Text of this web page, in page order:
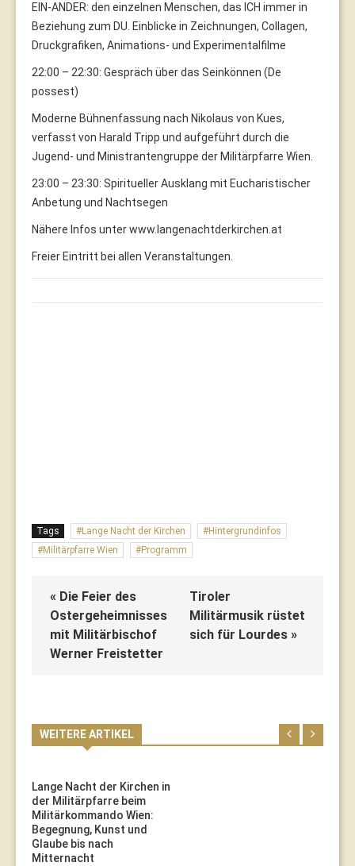
EIN-ANDER: den einzelnen Menschen, das ICH immer in
Beziehung zum DU. Einblicke in Zeichnungen, Collagen,
Druckgrafiken, Animations- und Experimentalfilme
22:00 – 22:30: Gespräch über das Seinkönnen (De
possest)
Moderne Bühnenfassung nach Nikolaus von Kues,
verfasst von Harald Tripp und aufgeführt durch die
Jugend- und Ministrantengruppe der Militärpfarre Wien.
23:00 – 23:30: Spiritueller Ausklang mit Eucharistischer
Anbetung und Nachtsegen
Nähere Infos unter www.langenachtderkirchen.at
Freier Eintritt bei allen Veranstaltungen.
Tags Lange Nacht der Kirchen
Hintergrundinfos
Militärpfarre Wien
Programm
« Die Feier des
Ostergeheimnisses
mit Militärbischof
Werner Freistetter
Tiroler
Militärmusik rüstet
sich für Lourdes »
WEITERE ARTIKEL
Lange Nacht der Kirchen in
der Militärpfarre beim
Militärkommando Wien:
Begegnung, Kunst und
Glaube bis nach
Mitternacht